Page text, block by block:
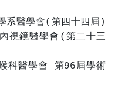
系醫學會(第四十四屆)
視鏡醫學會(第二十三
科醫學會 第96屆學術